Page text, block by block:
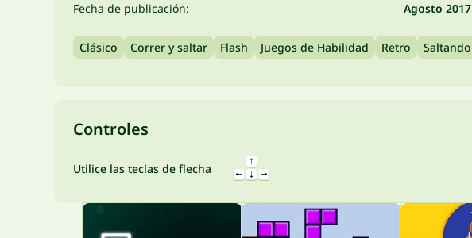
Fecha de publicación:
Agosto 2017
Clásico Correr y saltar Flash Juegos de Habilidad Retro Saltando
Controles
Utilice las teclas de flecha